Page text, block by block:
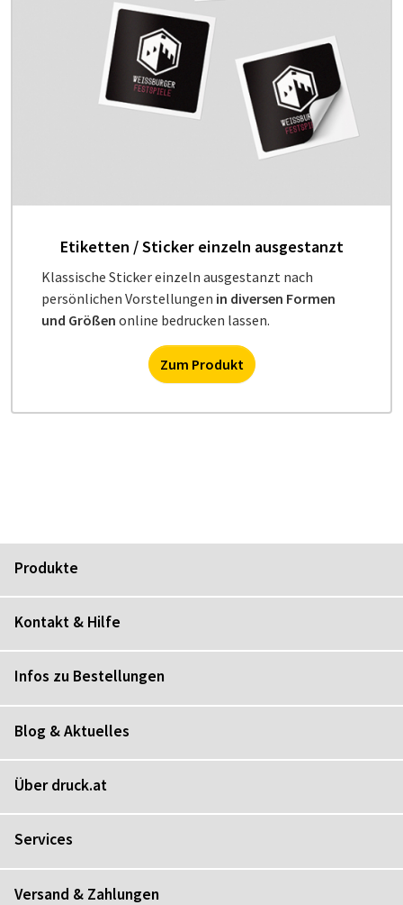
Etiketten / Sticker einzeln ausgestanzt
Klassische Sticker einzeln ausgestanzt nach
persönlichen Vorstellungen in diversen Formen
und Größen online bedrucken lassen.
Zum Produkt
Produkte
Kontakt & Hilfe
Infos zu Bestellungen
Blog & Aktuelles
Über druck.at
Services
Versand & Zahlungen